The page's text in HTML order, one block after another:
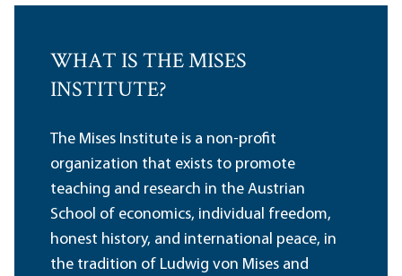
WHAT IS THE MISES
INSTITUTE?
The Mises Institute is a non-profit
organization that exists to promote
teaching and research in the Austrian
School of economics, individual freedom,
honest history, and international peace, in
the tradition of Ludwig von Mises and